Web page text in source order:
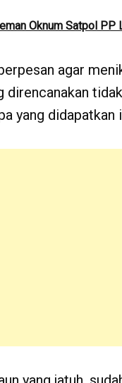
Oknum Satpol PP
agar
direncanakan
yang